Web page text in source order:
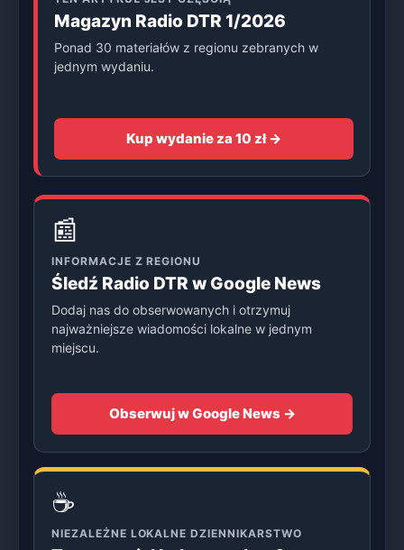
Magazyn Radio DTR 1/2026
Ponad 30 materiałów z regionu zebranych w
jednym wydaniu.
Kup wydanie za 10 zł →
📰
INFORMACJE Z REGIONU
Śledź Radio DTR w Google News
Dodaj nas do obserwowanych i otrzymuj
najważniejsze wiadomości lokalne w jednym
miejscu.
Obserwuj w Google News →
☕
NIEZALEŻNE LOKALNE DZIENNIKARSTWO